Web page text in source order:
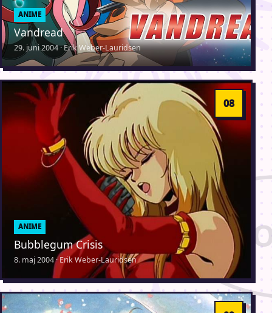
ANIME
Vandread
29. juni 2004 · Erik Weber-Lauridsen
ANIME
Bubblegum Crisis
8. maj 2004 · Erik Weber-Lauridsen